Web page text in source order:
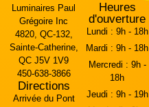
Luminaires Paul
Grégoire Inc
4820, QC-132,
Sainte-Catherine,
QC J5V 1V9
450-638-3866
Directions
Arrivée du Pont
Heures
d'ouverture
Lundi : 9h - 18h
Mardi : 9h - 18h
Mercredi : 9h -
18h
Jeudi : 9h - 19h